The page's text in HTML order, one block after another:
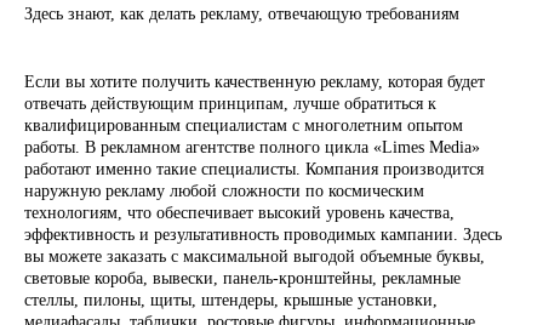
Здесь знают, как делать рекламу, отвечающую требованиям
Если вы хотите получить качественную рекламу, которая будет
отвечать действующим принципам, лучше обратиться к
квалифицированным специалистам с многолетним опытом
работы. В рекламном агентстве полного цикла «Limes Media»
работают именно такие специалисты. Компания производится
наружную рекламу любой сложности по космическим
технологиям, что обеспечивает высокий уровень качества,
эффективность и результативность проводимых кампании. Здесь
вы можете заказать с максимальной выгодой объемные буквы,
световые короба, вывески, панель-кронштейны, рекламные
стеллы, пилоны, щиты, штендеры, крышные установки,